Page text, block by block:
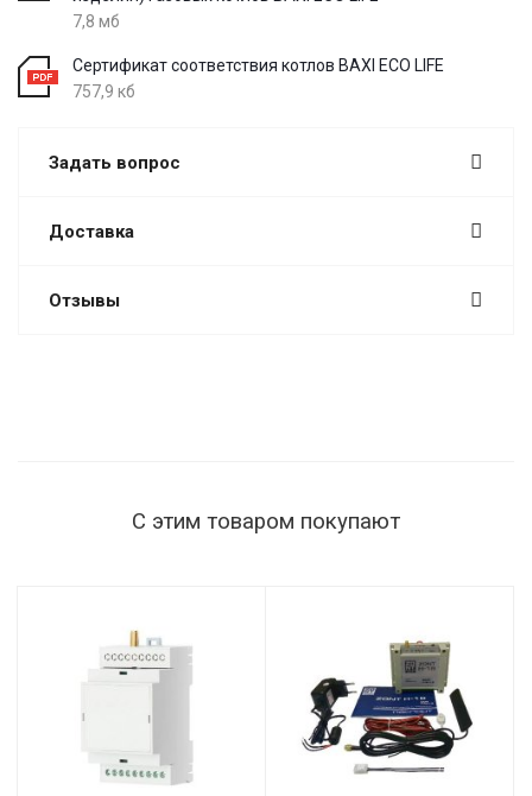
7,8 мб
Сертификат соответствия котлов BAXI ECO LIFE
757,9 кб
Задать вопрос
Доставка
Отзывы
С этим товаром покупают